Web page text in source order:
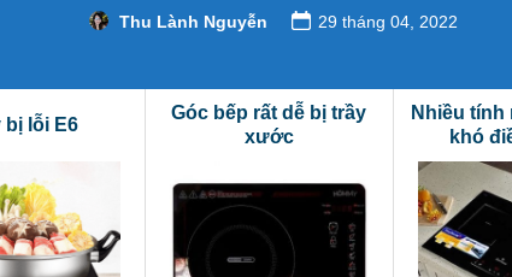
Thu Lành Nguyễn 29 tháng 04, 2022
bị lỗi E6
Góc bếp rất dễ bị trầy
xước
Nhiều
khó